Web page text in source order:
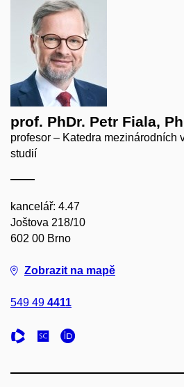
prof. PhDr. Petr Fiala,
profesor – Katedra mezinárodních
studií
kancelář: 4.47
Joštova 218/10
602 00 Brno
Zobrazit na mapě
549 49 4411